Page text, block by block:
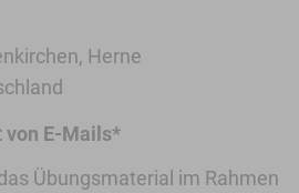
Herne
von E-Mails*
Übungsmaterial im Rahmen